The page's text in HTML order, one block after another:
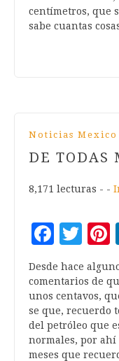
centímetros, que
sabe cuantas
Noticias Mexico
DE TODAS
8,171 lecturas - -
Desde hace
comentarios de
unos centavos,
se que, recuerdo
del petróleo que
normales, por ahí
meses que